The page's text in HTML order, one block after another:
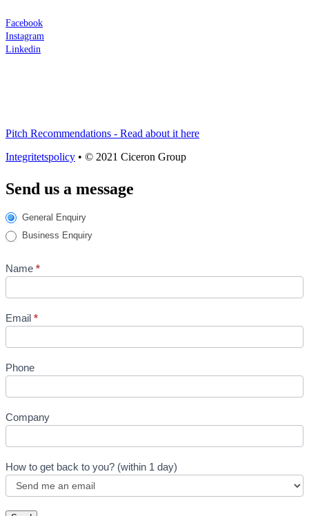
Facebook
Instagram
Linkedin
Pitch Recommendations - Read about it here
Integritetspolicy • © 2021 Ciceron Group
Send us a message
Send
us
a
General Enquiry
Business Enquiry
Name *
Email *
Phone
Company
How to get back to you? (within 1 day)